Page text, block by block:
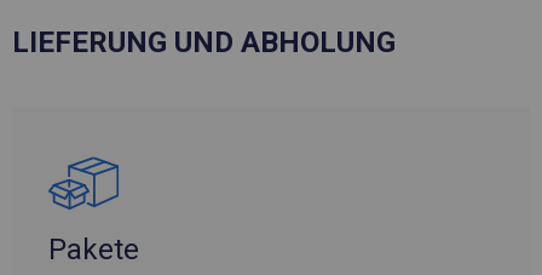
LIEFERUNG UND ABHOLUNG
Pakete